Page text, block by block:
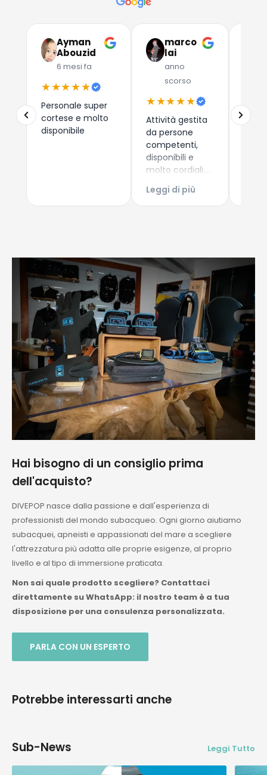
Ayman
Abouzid
6 mesi fa
★★★★★
Personale super
cortese e molto
disponibile
marco
lai
anno
scorso
★★★★★
Attività gestita
da persone
competenti,
disponibili e
molto cordiali.
Prezzi
competitivi,
articoli di
imballaggio
perfetti!!!
Consigliatissimo
Leggi di più
Due
che
Hai bisogno di un consiglio prima
dell'acquisto?
DIVEPOP nasce dalla passione e dall'esperienza di
professionisti del mondo subacqueo. Ogni giorno aiutiamo
subacquei, apneisti e appassionati del mare a scegliere
l'attrezzatura più adatta alle proprie esigenze, al proprio
livello e al tipo di immersione praticata.
Non sai quale prodotto scegliere? Contattaci
direttamente su WhatsApp: il nostro team è a tua
disposizione per una consulenza personalizzata.
PARLA CON UN ESPERTO
Potrebbe interessarti anche
Sub-News Leggi Tutto